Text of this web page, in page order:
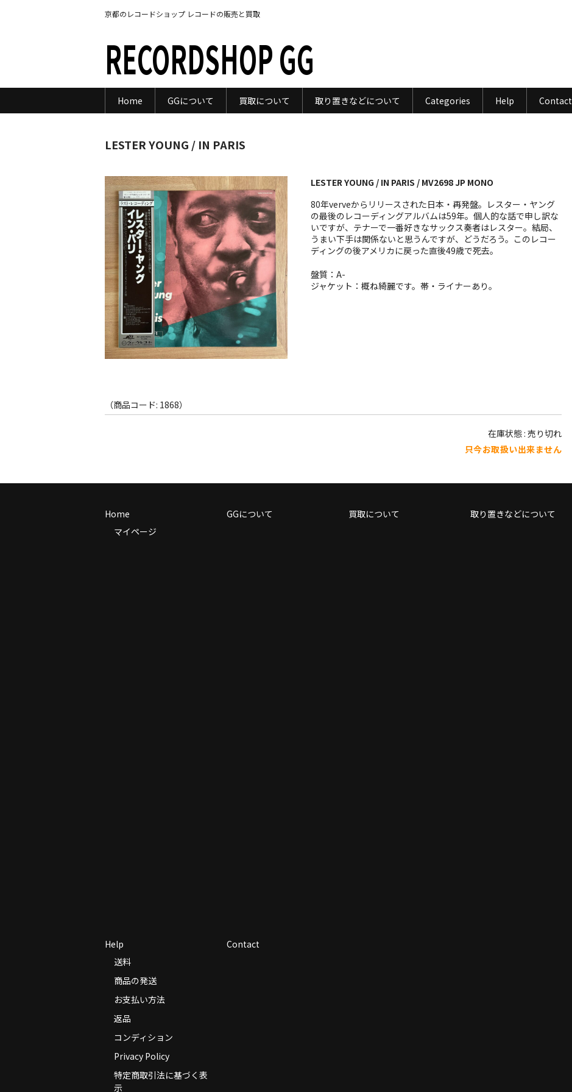
京都のレコードショップ レコードの販売と買取
RECORDSHOP GG
Home GGについて 買取について 取り置きなどについて Categories Help Contact
LESTER YOUNG / IN PARIS
LESTER YOUNG / IN PARIS / MV2698 JP MONO
80年verveからリリースされた日本・再発盤。レスター・ヤング
の最後のレコーディングアルバムは59年。個人的な話で申し訳な
いですが、テナーで一番好きなサックス奏者はレスター。結局、
うまい下手は関係ないと思うんですが、どうだろう。このレコー
ディングの後アメリカに戻った直後49歳で死去。
盤質：A-
ジャケット：概ね綺麗です。帯・ライナーあり。
（商品コード: 1868）
在庫状態 : 売り切れ
只今お取扱い出来ません
Home
マイページ
GGについて 買取について 取り置きなどについて
Help
送料
商品の発送
お支払い方法
返品
コンディション
Privacy Policy
特定商取引法に基づく表
示
Contact